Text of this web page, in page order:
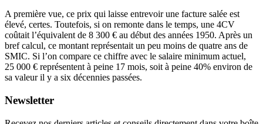
A première vue, ce prix qui laisse entrevoir une facture salée est
élevé, certes. Toutefois, si on remonte dans le temps, une 4CV
coûtait l’équivalent de 8 300 € au début des années 1950. Après un
bref calcul, ce montant représentait un peu moins de quatre ans de
SMIC. Si l’on compare ce chiffre avec le salaire minimum actuel,
25 000 € représentent à peine 17 mois, soit à peine 40% environ de
sa valeur il y a six décennies passées.
Newsletter